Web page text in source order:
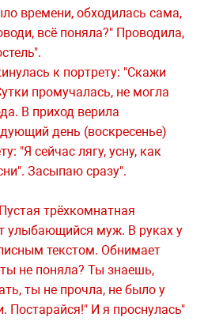
времени, обходилась сама,
всё поняла?" Проводила,
к портрету: "Скажи
промучалась, не могла
В приход верила
день (воскресенье)
"Я сейчас лягу, усну, как
Засыпаю сразу".
трёхкомнатная
улыбающийся муж. В руках у
текстом. Обнимает
не поняла? Ты знаешь,
ты не прочла, не было у
Постарайся!" И я проснулась"